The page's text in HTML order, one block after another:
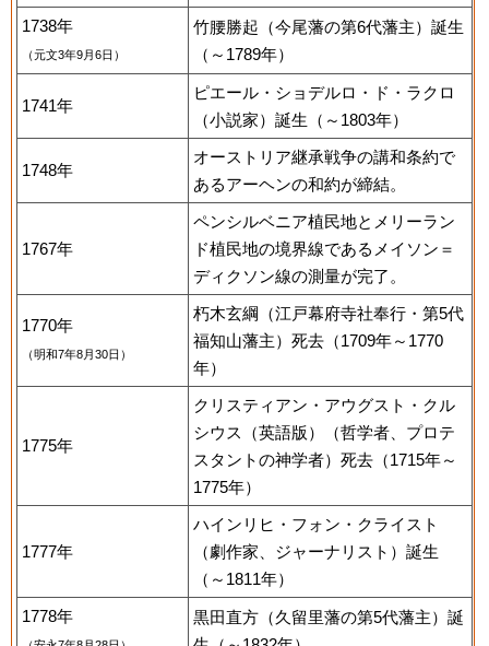
1738年
（元文3年9月6日）
竹腰勝起（今尾藩の第6代藩主）誕生
（～1789年）
1741年
ピエール・ショデルロ・ド・ラクロ
（小説家）誕生（～1803年）
1748年
オーストリア継承戦争の講和条約で
あるアーヘンの和約が締結。
1767年
ペンシルベニア植民地とメリーラン
ド植民地の境界線であるメイソン＝
ディクソン線の測量が完了。
1770年
（明和7年8月30日）
朽木玄綱（江戸幕府寺社奉行・第5代
福知山藩主）死去（1709年～1770
年）
1775年
クリスティアン・アウグスト・クル
シウス（英語版）（哲学者、プロテ
スタントの神学者）死去（1715年～
1775年）
1777年
ハインリヒ・フォン・クライスト
（劇作家、ジャーナリスト）誕生
（～1811年）
1778年
黒田直方（久留里藩の第5代藩主）誕